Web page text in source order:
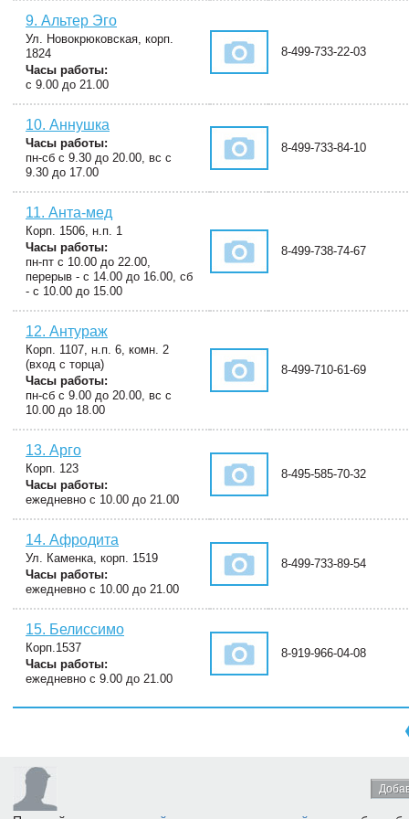
9. Альтер Эго
Ул. Новокрюковская, корп.
1824
Часы работы:
с 9.00 до 21.00
8-499-733-22-03
10. Аннушка
Часы работы:
пн-сб с 9.30 до 20.00, вс с
9.30 до 17.00
8-499-733-84-10
11. Анта-мед
Корп. 1506, н.п. 1
Часы работы:
пн-пт с 10.00 до 22.00,
перерыв - с 14.00 до 16.00, сб
- с 10.00 до 15.00
8-499-738-74-67
12. Антураж
Корп. 1107, н.п. 6, комн. 2
(вход с торца)
Часы работы:
пн-сб с 9.00 до 20.00, вс с
10.00 до 18.00
8-499-710-61-69
13. Арго
Корп. 123
Часы работы:
ежедневно с 10.00 до 21.00
8-495-585-70-32
14. Афродита
Ул. Каменка, корп. 1519
Часы работы:
ежедневно с 10.00 до 21.00
8-499-733-89-54
15. Белиссимо
Корп.1537
Часы работы:
ежедневно с 9.00 до 21.00
8-919-966-04-08